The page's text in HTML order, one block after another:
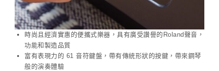
時尚且經濟實惠的便攜式樂器，具有廣受讚譽的Roland聲音，
功能和製造品質
富有表現力的 61 音符鍵盤，帶有傳統形狀的按鍵，帶來鋼琴
般的演奏體驗